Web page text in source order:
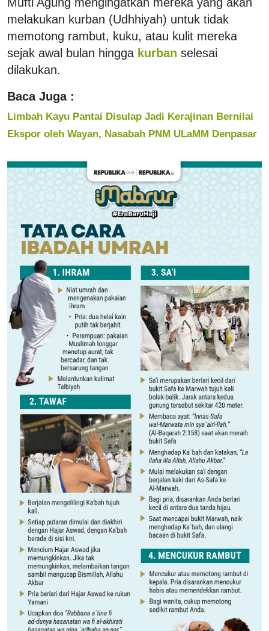
melakukan kurban (Udhhiyah) untuk tidak
memotong rambut, kuku, atau kulit mereka
sejak awal bulan hingga kurban selesai
dilakukan.
Baca Juga :
Limbah Kayu Pantai Disulap Jadi Kerajinan Bernilai
Ekspor oleh Wayan, Nasabah PNM ULaMM Denpasar